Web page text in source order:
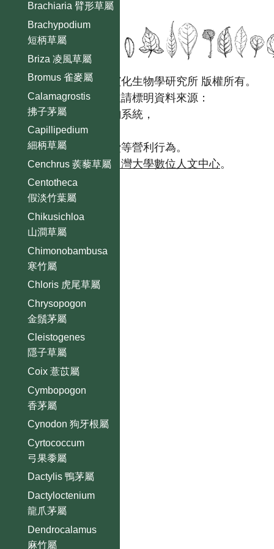
Brachiaria 臂形草屬
Brachypodium
短柄草屬
Briza 凌風草屬
Bromus 雀麥屬
Calamagrostis
拂子茅屬
Capillipedium
細柄草屬
Cenchrus 蒺藜草屬
Centotheca
假淡竹葉屬
Chikusichloa
山澗草屬
Chimonobambusa
寒竹屬
Chloris 虎尾草屬
Chrysopogon
金鬚茅屬
Cleistogenes
隱子草屬
Coix 薏苡屬
Cymbopogon
香茅屬
Cynodon 狗牙根屬
Cyrtococcum
弓果黍屬
Dactylis 鴨茅屬
Dactyloctenium
龍爪茅屬
Dendrocalamus
麻竹屬
國立台灣大學生態學與演化生物學研究所 版權所有。
歡迎引用本網站資料，並請標明資料來源：
【台灣植物資訊整合查詢系統，
https://tai2.ntu.edu.tw。】
且不得有收取資料查詢費等營利行為。
如需商業使用，請聯繫台灣大學數位人文中心。